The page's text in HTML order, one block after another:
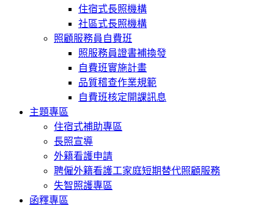
住宿式長照機構
社區式長照機構
照顧服務員自費班
照服務員證書補換發
自費班實施計畫
品質稽查作業規範
自費班核定開課訊息
主題專區
住宿式補助專區
長照宣導
外籍看護申請
聘僱外籍看護工家庭短期替代照顧服務
失智照護專區
函釋專區